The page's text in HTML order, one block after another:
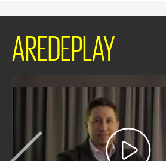
AREDEPLAY